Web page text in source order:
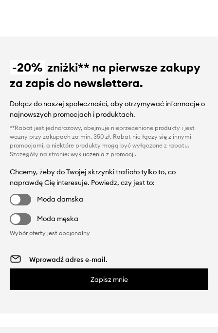
-20% zniżki** na pierwsze zakupy
za zapis do newslettera.
Dołącz do naszej społeczności, aby otrzymywać informacje o
najnowszych promocjach i produktach.
**Rabat jest jednorazowy, obejmuje nieprzecenione produkty i jest
ważny przy zakupach za min. 350 zł. Rabat nie łączy się z innymi
promocjami, a niektóre produkty mogą być wyłączone z rabatu.
Szczegóły na stronie: wykluczenia z promocji.
Chcemy, żeby do Twojej skrzynki trafiało tylko to, co
naprawdę Cię interesuje. Powiedz, czy jest to:
Moda damska
Moda męska
Wybór oferty jest opcjonalny
Zapisz mnie